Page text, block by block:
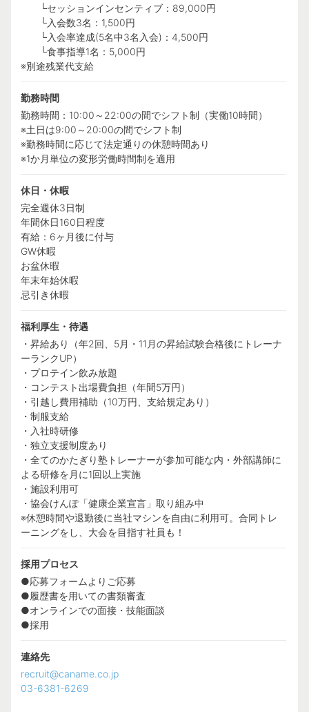
└セッションインセンティブ：89,000円
└入会数3名：1,500円
└入会率達成(5名中3名入会)：4,500円
└食事指導1名：5,000円
※別途残業代支給
勤務時間
勤務時間：10:00～22:00の間でシフト制（実働10時間）
※土日は9:00～20:00の間でシフト制
※勤務時間に応じて法定通りの休憩時間あり
※1か月単位の変形労働時間制を適用
休日・休暇
完全週休3日制
年間休日160日程度
有給：6ヶ月後に付与
GW休暇
お盆休暇
年末年始休暇
忌引き休暇
福利厚生・待遇
・昇給あり（年2回、5月・11月の昇給試験合格後にトレーナ
ーランクUP）
・プロテイン飲み放題
・コンテスト出場費負担（年間5万円）
・引越し費用補助（10万円、支給規定あり）
・制服支給
・入社時研修
・独立支援制度あり
・全てのかたぎり塾トレーナーが参加可能な内・外部講師に
よる研修を月に1回以上実施
・施設利用可
・協会けんぽ「健康企業宣言」取り組み中
※休憩時間や退勤後に当社マシンを自由に利用可。合同トレ
ーニングをし、大会を目指す社員も！
採用プロセス
●応募フォームよりご応募
●履歴書を用いての書類審査
●オンラインでの面接・技能面談
●採用
連絡先
recruit@caname.co.jp
03-6381-6269